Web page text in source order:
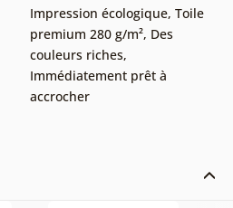
Impression écologique, Toile
premium 280 g/m², Des
couleurs riches,
Immédiatement prêt à
accrocher